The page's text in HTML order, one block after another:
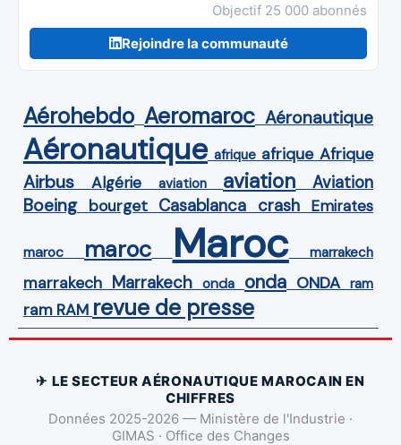
Objectif 25 000 abonnés
Rejoindre la communauté
Aérohebdo Aeromaroc Aéronautique
Aéronautique afrique afrique Afrique
Airbus Algérie aviation aviation Aviation
Boeing bourget Casablanca crash Emirates
maroc maroc Maroc marrakech
marrakech Marrakech onda onda ONDA ram
ram RAM revue de presse
✈ LE SECTEUR AÉRONAUTIQUE MAROCAIN EN
CHIFFRES
Données 2025-2026 — Ministère de l'Industrie ·
GIMAS · Office des Changes